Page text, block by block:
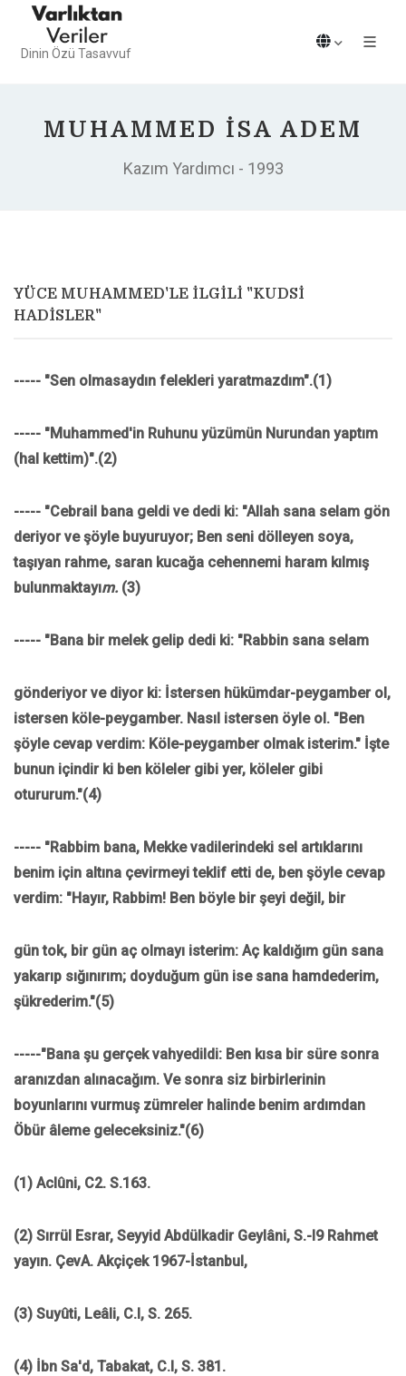
Dinin Özü Tasavvuf
MUHAMMED İSA ADEM
Kazım Yardımcı - 1993
YÜCE MUHAMMED'LE İLGİLİ "KUDSİ
HADİSLER"
----- "Sen olmasaydın felekleri yaratmazdım".(1)
----- "Muhammed'in Ruhunu yüzümün Nurundan yaptım
(hal kettim)".(2)
----- "Cebrail bana geldi ve dedi ki: "Allah sana selam gön
deriyor ve şöyle buyuruyor; Ben seni dölleyen soya,
taşıyan rahme, saran kucağa cehennemi haram kılmış
bulunmaktayım. (3)
----- "Bana bir melek gelip dedi ki: "Rabbin sana selam
gönderiyor ve diyor ki: İstersen hükümdar-peygamber ol,
istersen köle-peygamber. Nasıl istersen öyle ol. "Ben
şöyle cevap verdim: Köle-peygamber olmak isterim." İşte
bunun içindir ki ben köleler gibi yer, köleler gibi
otururum."(4)
----- "Rabbim bana, Mekke vadilerindeki sel artıklarını
benim için altına çevirmeyi teklif etti de, ben şöyle cevap
verdim: "Hayır, Rabbim! Ben böyle bir şeyi değil, bir
gün tok, bir gün aç olmayı isterim: Aç kaldığım gün sana
yakarıp sığınırım; doyduğum gün ise sana hamdederim,
şükrederim."(5)
-----"Bana şu gerçek vahyedildi: Ben kısa bir süre sonra
aranızdan alınacağım. Ve sonra siz birbirlerinin
boyunlarını vurmuş zümreler halinde benim ardımdan
Öbür âleme geleceksiniz."(6)
(1) Aclûni, C2. S.163.
(2) Sırrül Esrar, Seyyid Abdülkadir Geylâni, S.-l9 Rahmet
yayın. ÇevA. Akçiçek 1967-İstanbul,
(3) Suyûti, Leâli, C.l, S. 265.
(4) İbn Sa'd, Tabakat, C.l, S. 381.